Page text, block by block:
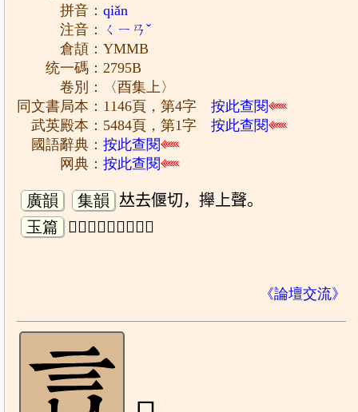
拼音：qiǎn
注音：
ㄑㄧㄢˇ
倉頡：YMMB
统一碼：2795B
卷別：〈酉集上〉
同文書局本：1146頁，第4字按此查閱
武英殿本：5484頁，第1字按此查閱
國語辭典：按此查閱
网典：按此查閱
廣韻 集韻
𠀤去偃切，攑上聲。
玉篇
𧥛𧥜，脣急貌。𧥜。
《論壇交流》